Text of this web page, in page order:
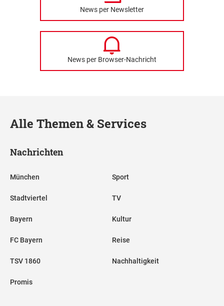
News per Newsletter
News per Browser-Nachricht
Alle Themen & Services
Nachrichten
München
Stadtviertel
Bayern
FC Bayern
TSV 1860
Promis
Sport
TV
Kultur
Reise
Nachhaltigkeit